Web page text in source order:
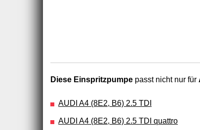
Diese Einspritzpumpe passt nicht nur für
AUDI A4 (8E2, B6) 2.5 TDI
AUDI A4 (8E2, B6) 2.5 TDI quattro